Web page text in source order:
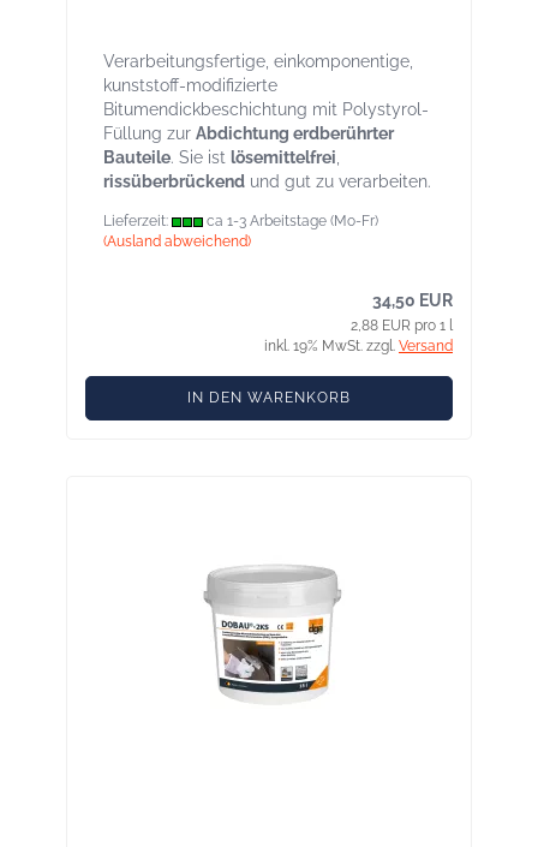
Verarbeitungsfertige, einkomponentige,
kunststoff-modifizierte
Bitumendickbeschichtung mit Polystyrol-
Füllung zur Abdichtung erdberührter
Bauteile. Sie ist lösemittelfrei
rissüberbrückend und gut zu verarbeiten.
Lieferzeit:
ca 1-3 Arbeitstage (Mo-Fr)
(Ausland abweichend)
34,50 EUR
2,88 EUR pro 1 l
inkl. 19% MwSt. zzgl. Versand
IN DEN WARENKORB